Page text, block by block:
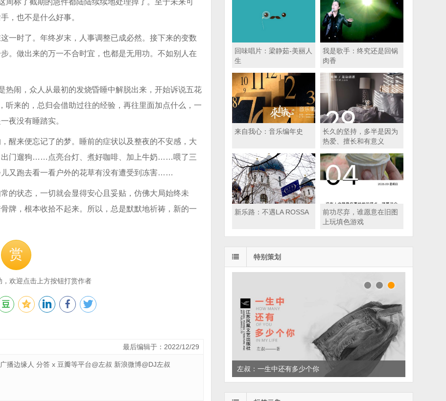
，也不是什么好事。
一时了。年终岁末，人事调整已成必然。接下来的变数
。做出来的万一不合时宜，也都是无用功。不如别人在
热闹，众人从最初的发烧昏睡中解脱出来，开始诉说五花
听来的，总归会借助过往的经验，再往里面加点什么，一
夜没有睡踏实。
醒来便忘记了的梦。睡前的症状以及整夜的不安感，大
出门遛狗……点亮台灯、煮好咖啡、加上牛奶……喂了三
又跑去看一看户外的花草有没有遭受到冻害……
的状态，一切就会显得安心且妥贴，仿佛大局始终未
牌，根本收拾不起来。所以，总是默默地祈祷，新的一
赏
欢迎点击上方按钮打赏作者
最后编辑于：2022/12/29
播边缘人 分答 x 豆瓣等平台@左叔 新浪微博@DJ左叔
回味唱片：梁静茹-美丽人
生
我是歌手：终究还是回锅
肉香
来自我心：音乐编年史
长久的坚持，多半是因为
热爱、擅长和有意义
新乐路：不遇LA ROSSA
前功尽弃，谁愿意在旧图
上玩填色游戏
特别策划
左叔：一生中还有多少个你